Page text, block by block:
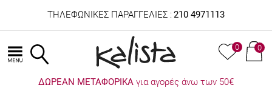
ΤΗΛΕΦΩΝΙΚΕΣ ΠΑΡΑΓΓΕΛΙΕΣ : 210 4971113
0 0
ΔΩΡΕΑΝ ΜΕΤΑΦΟΡΙΚΑ για αγορές άνω των 50€